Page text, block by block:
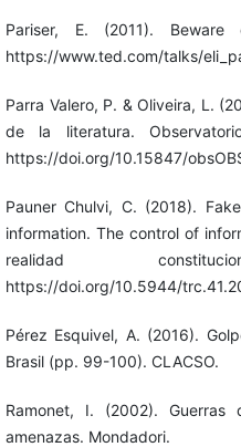
Pariser, E. (2011). Beware
https://www.ted.com/talks/
Parra Valero, P. & Oliveira, L.
de la literatura.
https://doi.org/10.15847/
Pauner Chulvi, C. (2018).
information. The control of
realidad
https://doi.org/10.5944/
Pérez Esquivel, A. (2016).
Brasil (pp. 99-100). CLACSO.
Ramonet, I. (2002). Guerras
amenazas. Mondadori.